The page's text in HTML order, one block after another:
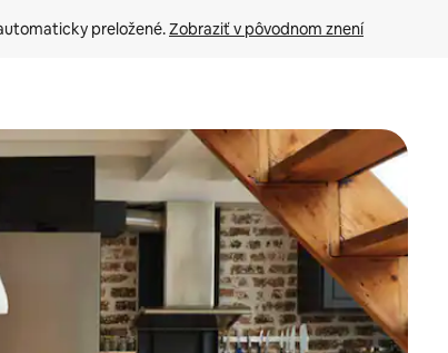
preložené. Zobraziť v pôvodnom znení